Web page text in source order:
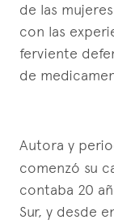
de las
con las
ferviente
de
Autora y
comenzó su
contaba 20
Sur, y desde